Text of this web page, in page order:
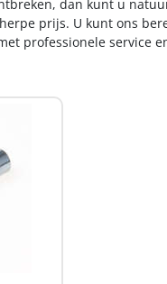
dan kunt u
prijs. U kunt ons
professionele service